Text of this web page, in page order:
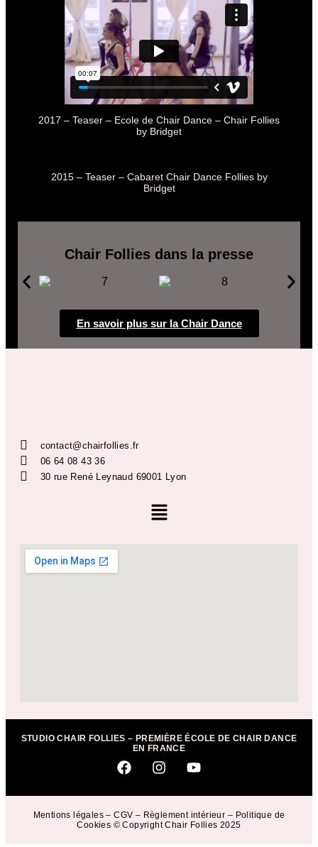
2017 – Teaser – Ecole de Chair Dance – Chair Follies
by Bridget
2015 – Teaser – Cabaret Chair Dance Follies by
Bridget
Chair Follies dans la presse
En savoir plus sur la Chair Dance
contact@chairfollies.fr
06 64 08 43 36
30 rue René Leynaud 69001 Lyon
STUDIO CHAIR FOLLIES – PREMIÈRE ÉCOLE DE CHAIR DANCE
EN FRANCE
Mentions légales –CGV – Règlement intérieur – Politique de
Cookies © Copyright Chair Follies 2025